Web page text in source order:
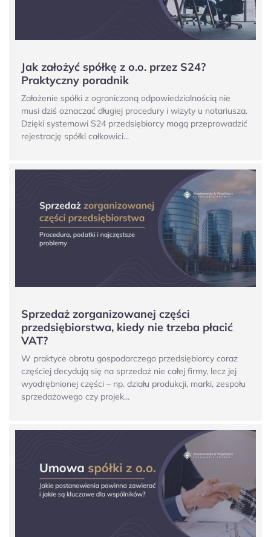
Jak założyć spółkę z o.o. przez S24?
Praktyczny poradnik
Założenie spółki z ograniczoną odpowiedzialnością nie
musi dziś oznaczać długiej procedury i wizyty u notariusza.
Dzięki systemowi S24 przedsiębiorcy mogą przeprowadzić
rejestrację spółki całkowici...
Sprzedaż zorganizowanej części
przedsiębiorstwa, kiedy nie trzeba płacić
VAT?
W praktyce obrotu gospodarczego przedsiębiorcy coraz
częściej decydują się na sprzedaż nie całej firmy, lecz jej
wyodrębnionej części – np. działu produkcji, marki, zespołu
sprzedażowego czy projek...